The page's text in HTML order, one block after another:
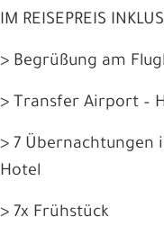
IM REISEPREIS
> Begrüßung am
> Transfer Airport –
> 7 Übernachtungen
Hotel
> 7x Frühstück